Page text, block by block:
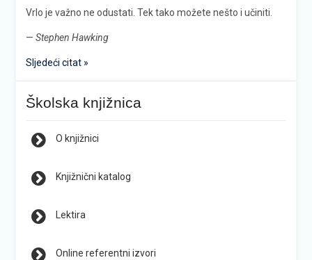
Vrlo je važno ne odustati. Tek tako možete nešto i učiniti.
— Stephen Hawking
Sljedeći citat »
Školska knjižnica
O knjižnici
Knjižnični katalog
Lektira
Online referentni izvori